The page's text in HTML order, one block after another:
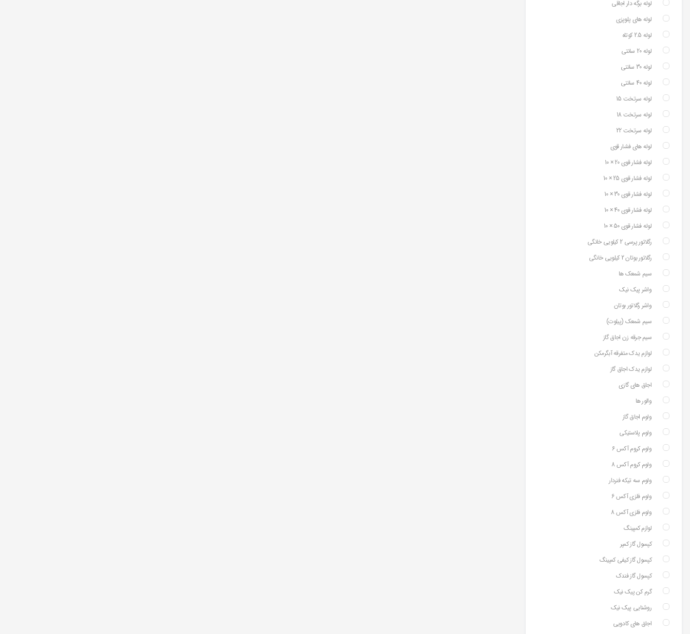
لوله برگه دار اجاقی
لوله های پلوپزی
لوله 2.5 کوتاه
لوله 20 سانتی
لوله 30 سانتی
لوله 40 سانتی
لوله سرتخت 15
لوله سرتخت 18
لوله سرتخت 22
لوله های فشار قوی
لوله فشار قوی 20 × 10
لوله فشار قوی 25 × 10
لوله فشار قوی 30 × 10
لوله فشار قوی 40 × 10
لوله فشار قوی 50 × 10
رگلاتور پرسی 2 کیلویی خانگی
رگلاتور بوتان 2 کیلویی خانگی
سیم شمعک ها
واشر پیک نیک
واشر رگلاتور بوتان
سیم شمعک (پیلوت)
سیم جرقه زن اجاق گاز
لوازم یدک متفرقه آبگرمکن
لوازم یدک اجاق گاز
اجاق های گازی
والور ها
ولوم اجاق گاز
ولوم پلاستیکی
ولوم کروم آکس 6
ولوم کروم آکس 8
ولوم سه تیکه فنردار
ولوم فلزی آکس 6
ولوم فلزی آکس 8
لوازم کمپینگ
کپسول گاز کمپر
کپسول گاز کیفی کمپینگ
کپسول گاز فندک
گرم کن پیک نیک
روشنایی پیک نیک
اجاق های کادویی